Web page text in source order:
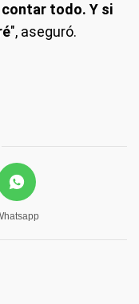
contar todo. Y si
", aseguró.